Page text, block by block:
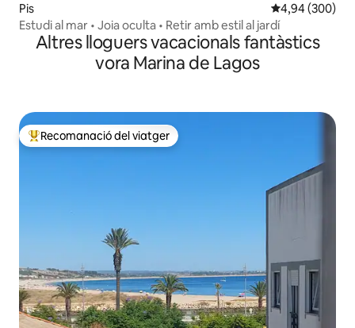
Pis 4,94 de
4,94 (300)
Estudi al mar • Joia oculta • Retir amb estil al jardí
Altres lloguers vacacionals fantàstics
vora Marina de Lagos
Principals recomanacions dels viatgers
Recomanació del viatger